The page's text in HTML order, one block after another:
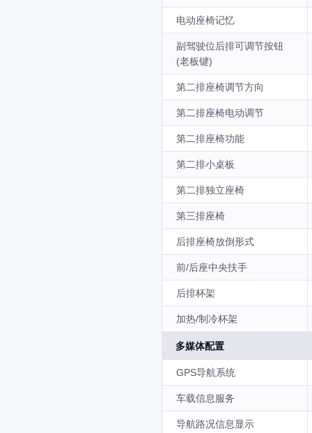
电动座椅记忆
副驾驶位后排可调节按钮
(老板键)
第二排座椅调节方向
第二排座椅电动调节
第二排座椅功能
第二排小桌板
第二排独立座椅
第三排座椅
后排座椅放倒形式
前/后座中央扶手
后排杯架
加热/制冷杯架
多媒体配置
GPS导航系统
车载信息服务
导航路况信息显示